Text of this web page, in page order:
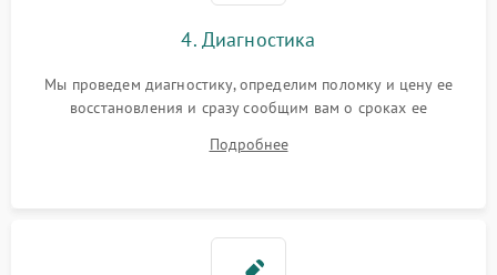
4. Диагностика
Мы проведем диагностику, определим поломку и цену ее
восстановления и сразу сообщим вам о сроках ее
Подробнее